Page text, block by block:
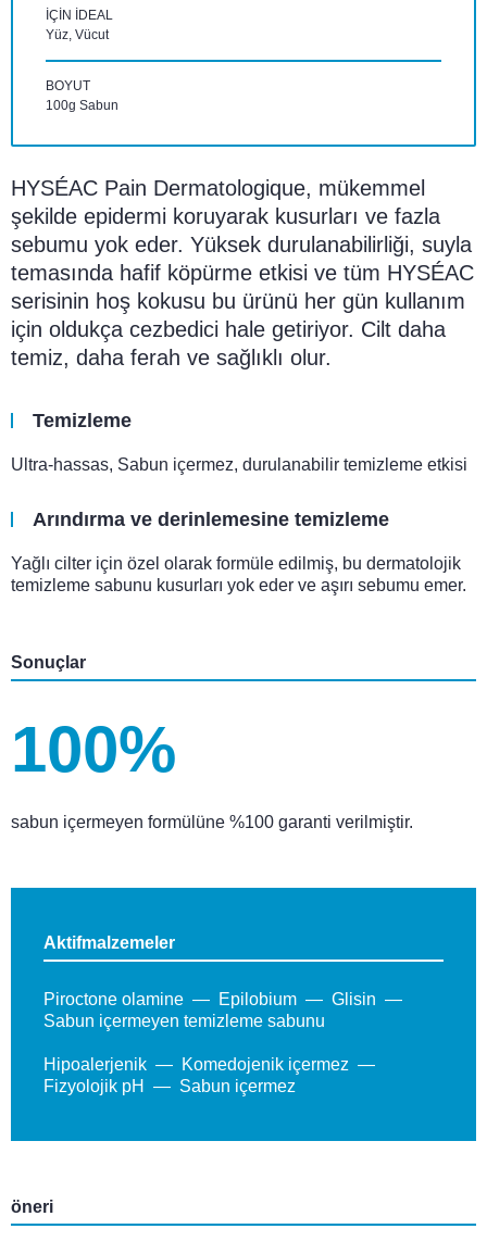
IÇIN IDEAL
Yüz, Vücut
BOYUT
100g Sabun
HYSÉAC Pain Dermatologique, mükemmel
şekilde epidermi koruyarak kusurları ve fazla
sebumu yok eder. Yüksek durulanabilirliği, suyla
temasında hafif köpürme etkisi ve tüm HYSÉAC
serisinin hoş kokusu bu ürünü her gün kullanım
için oldukça cezbedici hale getiriyor. Cilt daha
temiz, daha ferah ve sağlıklı olur.
Temizleme
Ultra-hassas, Sabun içermez, durulanabilir temizleme etkisi
Arındırma ve derinlemesine temizleme
Yağlı cilter için özel olarak formüle edilmiş, bu dermatolojik
temizleme sabunu kusurları yok eder ve aşırı sebumu emer.
Sonuçlar
100%
sabun içermeyen formülüne %100 garanti verilmiştir.
Aktifmalzemeler
Piroctone olamine Epilobium
Glisin
Sabun içermeyen temizleme sabunu
Hipoalerjenik
Komedojenik içermez
Fizyolojik pH
Sabun içermez
öneri